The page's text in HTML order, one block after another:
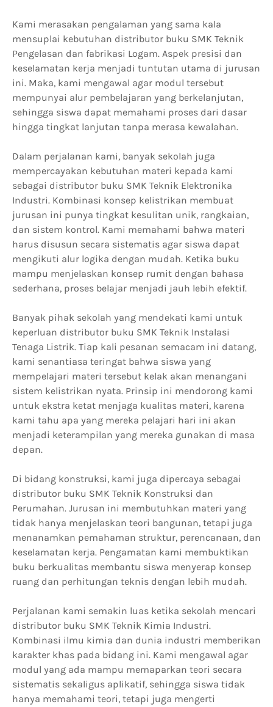
Kami merasakan pengalaman yang sama kala
mensuplai kebutuhan distributor buku SMK Teknik
Pengelasan dan fabrikasi Logam. Aspek presisi dan
keselamatan kerja menjadi tuntutan utama di jurusan
ini. Maka, kami mengawal agar modul tersebut
mempunyai alur pembelajaran yang berkelanjutan,
sehingga siswa dapat memahami proses dari dasar
hingga tingkat lanjutan tanpa merasa kewalahan.
Dalam perjalanan kami, banyak sekolah juga
mempercayakan kebutuhan materi kepada kami
sebagai distributor buku SMK Teknik Elektronika
Industri. Kombinasi konsep kelistrikan membuat
jurusan ini punya tingkat kesulitan unik, rangkaian,
dan sistem kontrol. Kami memahami bahwa materi
harus disusun secara sistematis agar siswa dapat
mengikuti alur logika dengan mudah. Ketika buku
mampu menjelaskan konsep rumit dengan bahasa
sederhana, proses belajar menjadi jauh lebih efektif.
Banyak pihak sekolah yang mendekati kami untuk
keperluan distributor buku SMK Teknik Instalasi
Tenaga Listrik. Tiap kali pesanan semacam ini datang,
kami senantiasa teringat bahwa siswa yang
mempelajari materi tersebut kelak akan menangani
sistem kelistrikan nyata. Prinsip ini mendorong kami
untuk ekstra ketat menjaga kualitas materi, karena
kami tahu apa yang mereka pelajari hari ini akan
menjadi keterampilan yang mereka gunakan di masa
depan.
Di bidang konstruksi, kami juga dipercaya sebagai
distributor buku SMK Teknik Konstruksi dan
Perumahan. Jurusan ini membutuhkan materi yang
tidak hanya menjelaskan teori bangunan, tetapi juga
menanamkan pemahaman struktur, perencanaan, dan
keselamatan kerja. Pengamatan kami membuktikan
buku berkualitas membantu siswa menyerap konsep
ruang dan perhitungan teknis dengan lebih mudah.
Perjalanan kami semakin luas ketika sekolah mencari
distributor buku SMK Teknik Kimia Industri.
Kombinasi ilmu kimia dan dunia industri memberikan
karakter khas pada bidang ini. Kami mengawal agar
modul yang ada mampu memaparkan teori secara
sistematis sekaligus aplikatif, sehingga siswa tidak
hanya memahami teori, tetapi juga mengerti